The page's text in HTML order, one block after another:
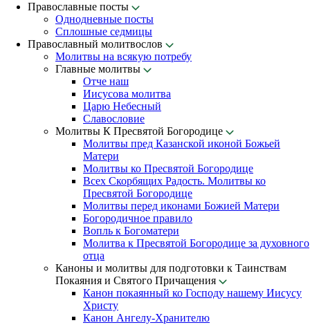
Православные посты
Однодневные посты
Сплошные седмицы
Православный молитвослов
Молитвы на всякую потребу
Главные молитвы
Отче наш
Иисусова молитва
Царю Небесный
Славословие
Молитвы К Пресвятой Богородице
Молитвы пред Казанской иконой Божьей
Матери
Молитвы ко Пресвятой Богородице
Всех Скорбящих Радость. Молитвы ко
Пресвятой Богородице
Молитвы перед иконами Божией Матери
Богородичное правило
Вопль к Богоматери
Молитва к Пресвятой Богородице за духовного
отца
Каноны и молитвы для подготовки к Таинствам
Покаяния и Святого Причащения
Канон покаянный ко Господу нашему Иисусу
Христу
Канон Ангелу-Хранителю